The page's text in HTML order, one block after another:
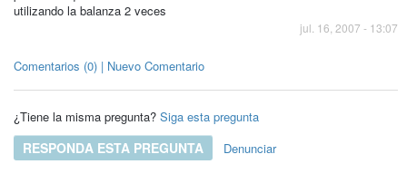
utilizando la balanza 2 veces
jul. 16, 2007 - 13:07
Comentarios (0) | Nuevo Comentario
¿Tiene la misma pregunta? Siga esta pregunta
RESPONDA ESTA PREGUNTA Denunciar